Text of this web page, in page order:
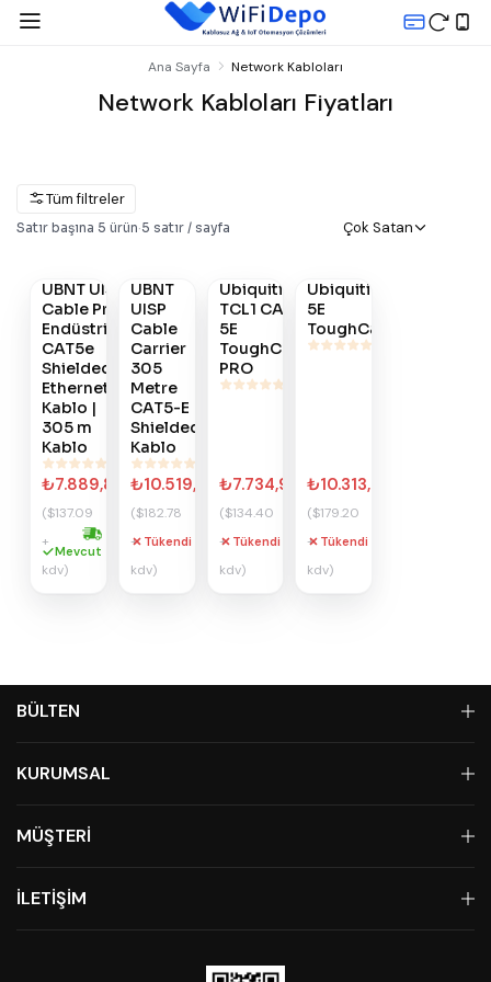
Ana Sayfa Network Kabloları
Network Kabloları Fiyatları
Tüm filtreler
Satır başına 5 ürün·5 satır / sayfa Çok Satan
800
Satın
UBNT UISP
Cable Pro |
Endüstriyel
CAT5e
Shielded
Ethernet
Kablo |
305 m
Kablo
₺7.889,80
($137.09
+
kdv)
Hızlı kargo
Mevcut
684
Gelince
Ver
UBNT
UISP
Cable
Carrier
305
Metre
CAT5-E
Shielded
Kablo
₺10.519,35
($182.78
+
kdv)
Tükendi
474
Gelince
Ver
Ubiquiti
TCL1 CAT-
5E
ToughCable
PRO
₺7.734,99
($134.40
+
kdv)
Tükendi
#468
Gelince
Ver
Ubiquiti TCL 2 CAT-
5E
ToughCableCarrier
₺10.313,32
($179.20
+
kdv)
Tükendi
BÜLTEN
KURUMSAL
MÜŞTERİ
İLETİŞİM